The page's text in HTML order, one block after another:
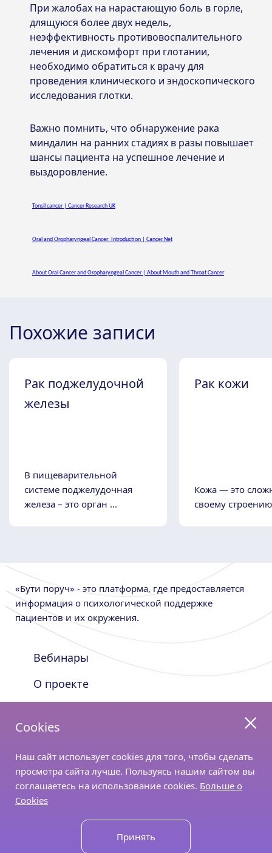
При жалобах на нарастающую боль в горле,
длящуюся более двух недель,
неэффективность противовоспалительного
лечения и дискомфорт при глотании,
необходимо обратиться к врачу для
проведения клинического и эндоскопического
исследования глотки.
Важно помнить, что обнаружение рака
миндалин на ранних стадиях в разы повышает
шансы пациента на успешное лечение и
выздоровление.
Tonsil cancer | Cancer Research UK
Oral and Oropharyngeal Cancer: Introduction | Cancer.Net
About Oral Cancer and Oropharyngeal Cancer | About Mouth and Throat Cancer
Похожие записи
Рак поджелудочной
железы
В пищеварительной
системе поджелудочная
железа – это орган ...
Рак кожи
Кожа — это
своему
«Бути поруч» - это платформа, где предоставляется
информация о психологической поддержке
пациентов и их окружения.
Вебинары
О проекте
Оставайтесь с нами на связи
©2026 Все права защищены
Created by CF.Digital
Cookies
Наш сайт использует cookies для того, чтобы сделать
просмотра сайта лучше. Пользуясь нашим сайтом вы
соглашаетесь на использование cookies. Больше о
Cookies
Принять